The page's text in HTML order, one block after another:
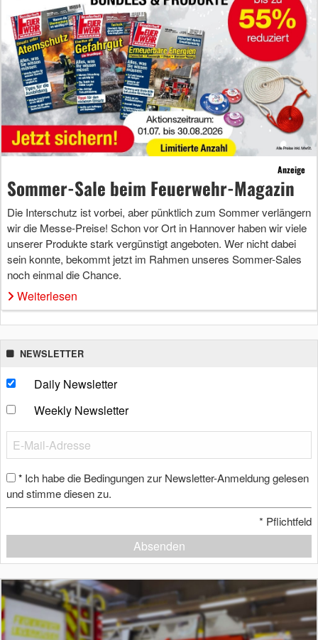
Anzeige
Sommer-Sale beim Feuerwehr-Magazin
Die Interschutz ist vorbei, aber pünktlich zum Sommer verlängern
wir die Messe-Preise! Schon vor Ort in Hannover haben wir viele
unserer Produkte stark vergünstigt angeboten. Wer nicht dabei
sein konnte, bekommt jetzt im Rahmen unseres Sommer-Sales
noch einmal die Chance.
Weiterlesen
NEWSLETTER
Daily Newsletter
Weekly Newsletter
* Ich habe die Bedingungen zur Newsletter-Anmeldung gelesen
und stimme diesen zu.
* Pflichtfeld
Absenden